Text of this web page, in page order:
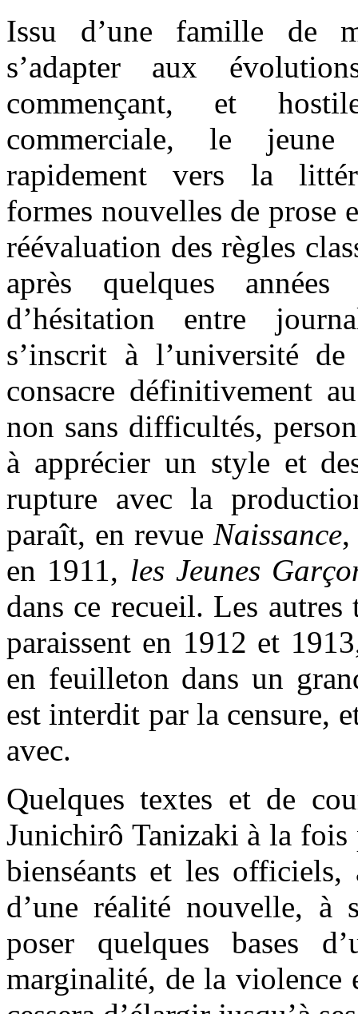
Issu d’une famille de
s’adapter aux
commençant, et
commerciale, le
rapidement vers la
formes nouvelles de prose
réévaluation des règles
après quelques
d’hésitation entre
s’inscrit à l’université
consacre définitivement
non sans difficultés,
à apprécier un style et
rupture avec la
paraît, en revue Naissance,
en 1911, les Jeunes
dans ce recueil. Les autres
paraissent en 1912 et
en feuilleton dans un
est interdit par la censure,
avec.
Quelques textes et de
Junichirô Tanizaki à la fois
bienséants et les
d’une réalité nouvelle,
poser quelques bases
marginalité, de la violence